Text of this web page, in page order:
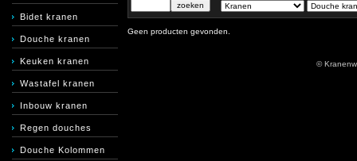
Bidet kranen
Douche kranen
Keuken kranen
Wastafel kranen
Inbouw kranen
Regen douches
Douche Kolommen
Geen producten gevonden.
©